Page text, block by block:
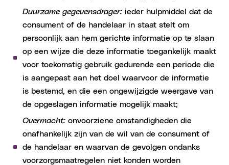
Duurzame gegevensdrager: ieder hulpmiddel dat de
consument of de handelaar in staat stelt om
persoonlijk aan hem gerichte informatie op te slaan
op een wijze die deze informatie toegankelijk maakt
voor toekomstig gebruik gedurende een periode die
is aangepast aan het doel waarvoor de informatie
is bestemd, en die een ongewijzigde weergave van
de opgeslagen informatie mogelijk maakt;
Overmacht: onvoorziene omstandigheden die
onafhankelijk zijn van de wil van de consument of
de handelaar en waarvan de gevolgen ondanks
voorzorgsmaatregelen niet konden worden